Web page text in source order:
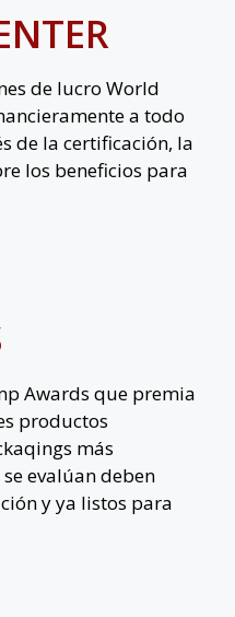
de lucro World
a todo
de la certificación, la
los beneficios para
Awards que premia
productos
más
evalúan deben
y ya listos para